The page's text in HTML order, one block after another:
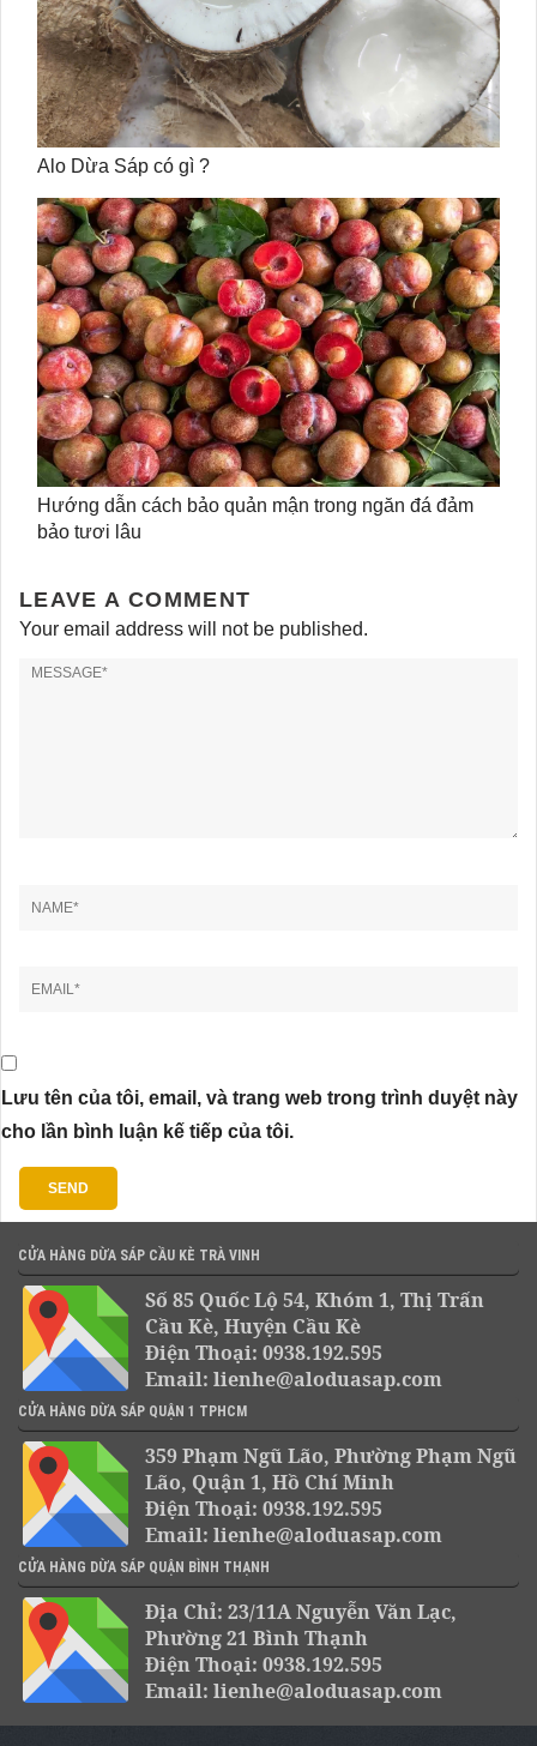
Alo Dừa Sáp có gì ?
Hướng dẫn cách bảo quản mận trong ngăn đá đảm
bảo tươi lâu
LEAVE A COMMENT
Your email address will not be published.
Lưu tên của tôi, email, và trang web trong trình duyệt này
cho lần bình luận kế tiếp của tôi.
CỬA HÀNG DỪA SÁP CẦU KÈ TRÀ VINH
Số 85 Quốc Lộ 54, Khóm 1, Thị Trấn
Cầu Kè, Huyện Cầu Kè
Điện Thoại: 0938.192.595
Email: lienhe@aloduasap.com
CỬA HÀNG DỪA SÁP QUẬN 1 TPHCM
359 Phạm Ngũ Lão, Phường Phạm Ngũ
Lão, Quận 1, Hồ Chí Minh
Điện Thoại: 0938.192.595
Email: lienhe@aloduasap.com
CỬA HÀNG DỪA SÁP QUẬN BÌNH THẠNH
Địa Chỉ: 23/11A Nguyễn Văn Lạc,
Phường 21 Bình Thạnh
Điện Thoại: 0938.192.595
Email: lienhe@aloduasap.com